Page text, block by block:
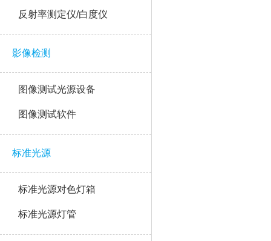
反射率测定仪/白度仪
影像检测
图像测试光源设备
图像测试软件
标准光源
标准光源对色灯箱
标准光源灯管